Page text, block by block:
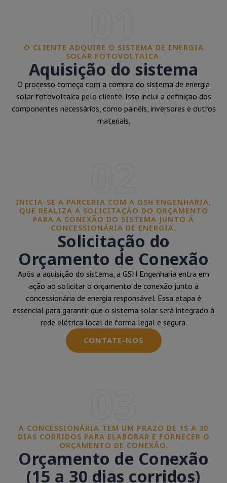
O CLIENTE ADQUIRE O SISTEMA DE ENERGIA
SOLAR FOTOVOLTAICA.
Aquisição do sistema
O processo começa com a compra do sistema de energia
solar fotovoltaica pelo cliente. Isso inclui a definição dos
componentes necessários, como painéis, inversores e outros
materiais.
INICIA-SE A PARCERIA COM A GSH ENGENHARIA,
QUE REALIZA A SOLICITAÇÃO DO ORÇAMENTO
PARA A CONEXÃO DO SISTEMA JUNTO À
CONCESSIONÁRIA DE ENERGIA.
Solicitação do
Orçamento de Conexão
Após a aquisição do sistema, a GSH Engenharia entra em
ação ao solicitar o orçamento de conexão junto à
concessionária de energia responsável. Essa etapa é
essencial para garantir que o sistema solar será integrado à
rede elétrica local de forma legal e segura.
CONTATE-NOS
A CONCESSIONÁRIA TEM UM PRAZO DE 15 A 30
DIAS CORRIDOS PARA ELABORAR E FORNECER O
ORÇAMENTO DE CONEXÃO.
Orçamento de Conexão
(15 a 30 dias corridos)